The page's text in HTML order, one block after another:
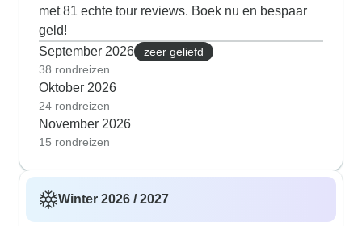
met 81 echte tour reviews. Boek nu en bespaar
geld!
September 2026
zeer geliefd
38 rondreizen
Oktober 2026
24 rondreizen
November 2026
15 rondreizen
Winter 2026 / 2027